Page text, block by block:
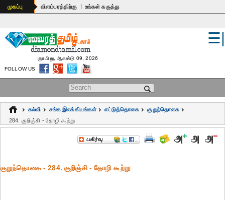
உலகம்
பொதுஅறிவு
கல்வி
ஆன்மிகம்
முகப்பு விளம்பரத்திற்கு | உங்கள் கருத்து
Search form
☰|
ஞாயிறு, ஆகஸ்டு 09, 2026
FOLLOW US
கல்வி சங்க இலக்கியங்கள் எட்டுத்தொகை
குறுந்தொகை
284. குறிஞ்சி - தோழி கூற்று
குறுந்தொகை - 284. குறிஞ்சி - தோழி கூற்று